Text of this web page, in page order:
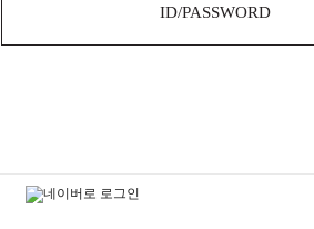
ID/PASSWORD